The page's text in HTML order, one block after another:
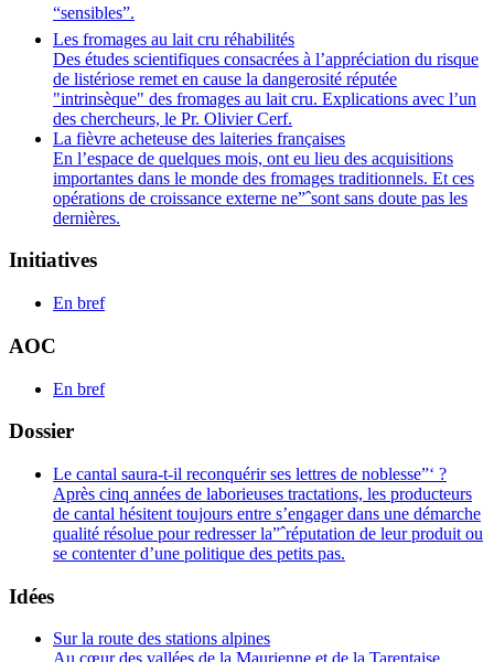
“sensibles”.
Les fromages au lait cru réhabilités
Des études scientifiques consacrées à l’appréciation du risque
de listériose remet en cause la dangerosité réputée
"intrinsèque" des fromages au lait cru. Explications avec l’un
des chercheurs, le Pr. Olivier Cerf.
La fièvre acheteuse des laiteries françaises
En l’espace de quelques mois, ont eu lieu des acquisitions
importantes dans le monde des fromages traditionnels. Et ces
opérations de croissance externe ne”ˆsont sans doute pas les
dernières.
Initiatives
En bref
AOC
En bref
Dossier
Le cantal saura-t-il reconquérir ses lettres de noblesse”‘ ?
Après cinq années de laborieuses tractations, les producteurs
de cantal hésitent toujours entre s’engager dans une démarche
qualité résolue pour redresser la”ˆréputation de leur produit ou
se contenter d’une politique des petits pas.
Idées
Sur la route des stations alpines